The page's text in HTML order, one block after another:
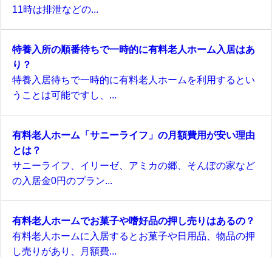
11時は排泄などの...
特養入所の順番待ちで一時的に有料老人ホーム入居はあ
り？
特養入居待ちで一時的に有料老人ホームを利用するとい
うことは可能ですし、...
有料老人ホーム「サニーライフ」の月額費用が安い理由
とは？
サニーライフ、イリーゼ、アミカの郷、そんぽの家など
の入居金0円のプラン...
有料老人ホームでお菓子や嗜好品の押し売りはあるの？
有料老人ホームに入居するとお菓子や日用品、物品の押
し売りがあり、月額費...